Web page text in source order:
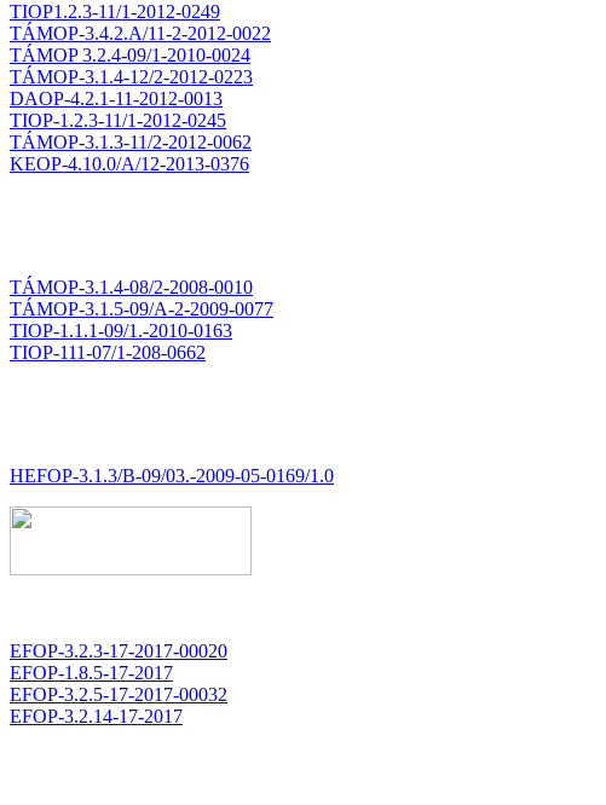
TIOP1.2.3-11/1-2012-0249
TÁMOP-3.4.2.A/11-2-2012-0022
TÁMOP 3.2.4-09/1-2010-0024
TÁMOP-3.1.4-12/2-2012-0223
DAOP-4.2.1-11-2012-0013
TIOP-1.2.3-11/1-2012-0245
TÁMOP-3.1.3-11/2-2012-0062
KEOP-4.10.0/A/12-2013-0376
TÁMOP-3.1.4-08/2-2008-0010
TÁMOP-3.1.5-09/A-2-2009-0077
TIOP-1.1.1-09/1.-2010-0163
TIOP-111-07/1-208-0662
HEFOP-3.1.3/B-09/03.-2009-05-0169/1.0
EFOP-3.2.3-17-2017-00020
EFOP-1.8.5-17-2017
EFOP-3.2.5-17-2017-00032
EFOP-3.2.14-17-2017